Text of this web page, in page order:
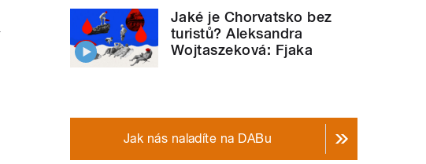
Jaké je Chorvatsko bez
turistů? Aleksandra
Wojtaszeková: Fjaka
Jak nás naladíte na DABu